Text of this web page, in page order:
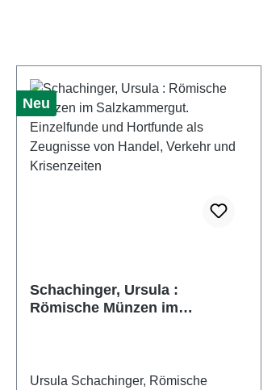
Neu
Schachinger, Ursula :
Römische Münzen im
Krisenzeiten
Ursula Schachinger, Römische